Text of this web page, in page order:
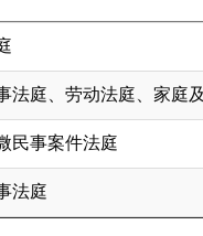
法庭、劳动法庭、家庭
民事案件法庭
法庭